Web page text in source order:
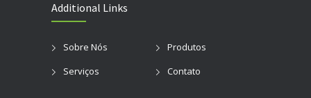
Additional Links
Sobre Nós
Produtos
Serviços
Contato